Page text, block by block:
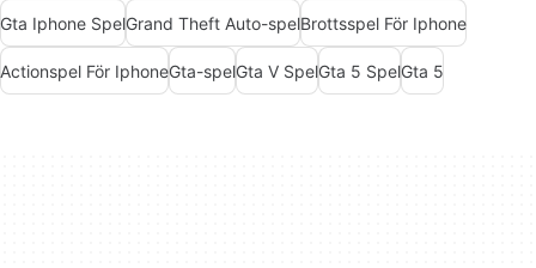
Gta Iphone SpelGrand Theft Auto-spelBrottsspel För Iphone
Actionspel För IphoneGta-spelGta V SpelGta 5 SpelGta 5